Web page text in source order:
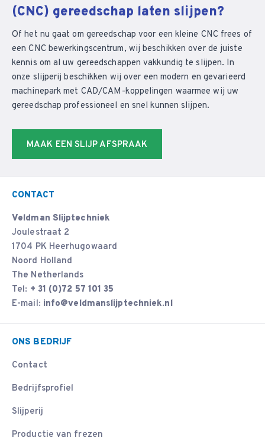
(CNC) gereedschap laten slijpen?
Of het nu gaat om gereedschap voor een kleine CNC frees of
een CNC bewerkingscentrum, wij beschikken over de juiste
kennis om al uw gereedschappen vakkundig te slijpen. In
onze slijperij beschikken wij over een modern en gevarieerd
machinepark met CAD/CAM-koppelingen waarmee wij uw
gereedschap professioneel en snel kunnen slijpen.
MAAK EEN SLIJP AFSPRAAK
CONTACT
Veldman Slijptechniek
Joulestraat 2
1704 PK Heerhugowaard
Noord Holland
The Netherlands
Tel: + 31 (0)72 57 101 35
E-mail: info@veldmanslijptechniek.nl
ONS BEDRIJF
Contact
Bedrijfsprofiel
Slijperij
Productie van frezen